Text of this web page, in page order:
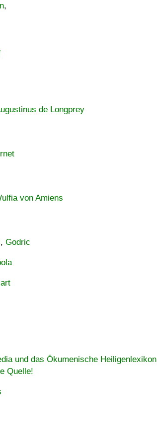
,
de Longprey
von Amiens
, Godric
und das Ökumenische Heiligenlexikon
Quelle!